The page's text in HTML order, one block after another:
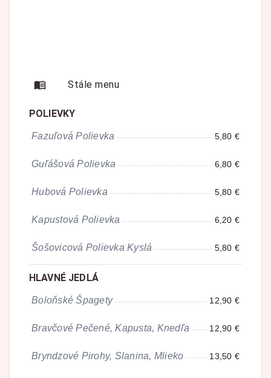
Stále menu
POLIEVKY
Fazuľová Polievka 5,80 €
Guľášová Polievka 6,80 €
Hubová Polievka 5,80 €
Kapustová Polievka 6,20 €
Šošovicová Polievka Kyslá 5,80 €
HLAVNÉ JEDLÁ
Boloňské Špagety 12,90 €
Bravčové Pečené, Kapusta, Knedľa 12,90 €
Bryndzové Pirohy, Slanina, Mlieko 13,50 €